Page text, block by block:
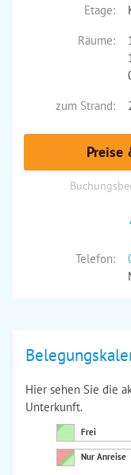
Etage:
Räume:
zum Strand:
Preise
Telefon:
Hier sehen Sie die
Unterkunft.
Frei
Nur Anreise